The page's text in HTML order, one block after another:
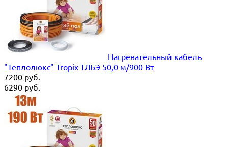
Нагревательный кабель
"Теплолюкс" Tropix ТЛБЭ 50,0 м/900 Вт
7200 руб.
6290 руб.